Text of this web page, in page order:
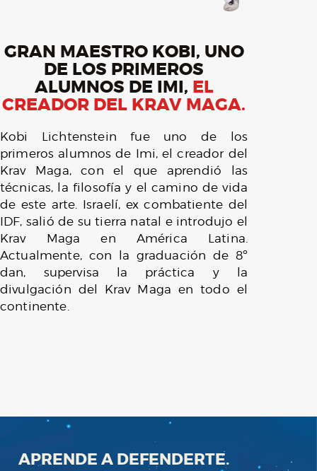
GRAN MAESTRO KOBI, UNO
DE LOS PRIMEROS
ALUMNOS DE IMI, EL
CREADOR DEL KRAV MAGA.
Kobi Lichtenstein fue uno de los
primeros alumnos de Imi, el creador del
Krav Maga, con el que aprendió las
técnicas, la filosofía y el camino de vida
de este arte. Israelí, ex combatiente del
IDF, salió de su tierra natal e introdujo el
Krav Maga en América Latina.
Actualmente, con la graduación de 8º
dan, supervisa la práctica y la
divulgación del Krav Maga en todo el
continente.
APRENDE A DEFENDERTE.